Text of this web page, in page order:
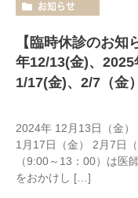
お知らせ
【臨時休診のお
年12/13(金)、2025
1/17(金)、2/7（金
2024年 12月13日（金）
1月17日（金） 2月7日
（9:00～13：00）は医
をおかけし […]